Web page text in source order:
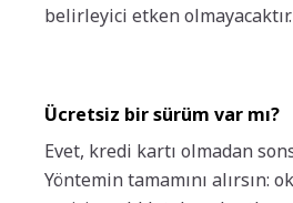
belirleyici etken olmayacaktır.
Ücretsiz bir sürüm var mı?
Evet, kredi kartı olmadan
Yöntemin tamamını alırsın: